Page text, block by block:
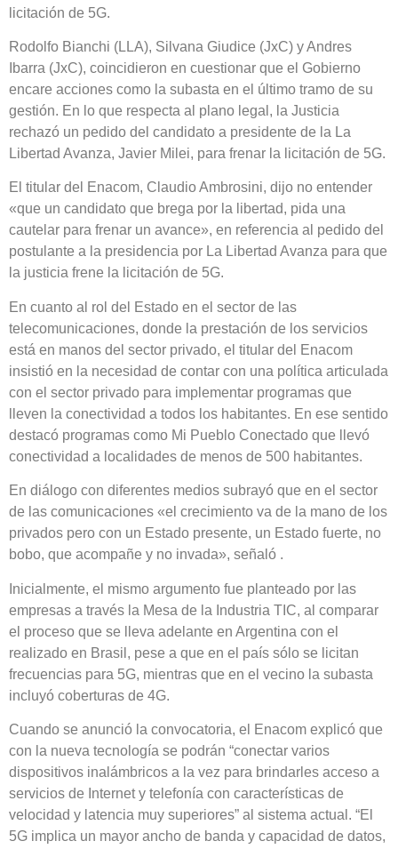
licitación de 5G.
Rodolfo Bianchi (LLA), Silvana Giudice (JxC) y Andres
Ibarra (JxC), coincidieron en cuestionar que el Gobierno
encare acciones como la subasta en el último tramo de su
gestión. En lo que respecta al plano legal, la Justicia
rechazó un pedido del candidato a presidente de la La
Libertad Avanza, Javier Milei, para frenar la licitación de 5G.
El titular del Enacom, Claudio Ambrosini, dijo no entender
«que un candidato que brega por la libertad, pida una
cautelar para frenar un avance», en referencia al pedido del
postulante a la presidencia por La Libertad Avanza para que
la justicia frene la licitación de 5G.
En cuanto al rol del Estado en el sector de las
telecomunicaciones, donde la prestación de los servicios
está en manos del sector privado, el titular del Enacom
insistió en la necesidad de contar con una política articulada
con el sector privado para implementar programas que
lleven la conectividad a todos los habitantes. En ese sentido
destacó programas como Mi Pueblo Conectado que llevó
conectividad a localidades de menos de 500 habitantes.
En diálogo con diferentes medios subrayó que en el sector
de las comunicaciones «el crecimiento va de la mano de los
privados pero con un Estado presente, un Estado fuerte, no
bobo, que acompañe y no invada», señaló .
Inicialmente, el mismo argumento fue planteado por las
empresas a través la Mesa de la Industria TIC, al comparar
el proceso que se lleva adelante en Argentina con el
realizado en Brasil, pese a que en el país sólo se licitan
frecuencias para 5G, mientras que en el vecino la subasta
incluyó coberturas de 4G.
Cuando se anunció la convocatoria, el Enacom explicó que
con la nueva tecnología se podrán “conectar varios
dispositivos inalámbricos a la vez para brindarles acceso a
servicios de Internet y telefonía con características de
velocidad y latencia muy superiores” al sistema actual. “El
5G implica un mayor ancho de banda y capacidad de datos,